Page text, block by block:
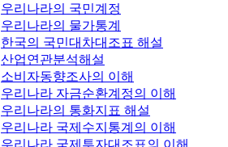
우리나라의 국민계정
우리나라의 물가통계
한국의 국민대차대조표 해설
산업연관분석해설
소비자동향조사의 이해
우리나라 자금순환계정의 이해
우리나라의 통화지표 해설
우리나라 국제수지통계의 이해